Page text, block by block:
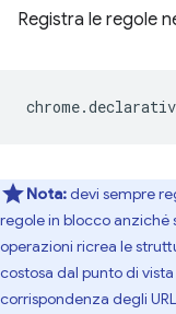
Registra le regole
chrome.
Nota:devi sempre
regole in blocco
operazioni ricrea le
costosa dal punto di
corrispondenza degli